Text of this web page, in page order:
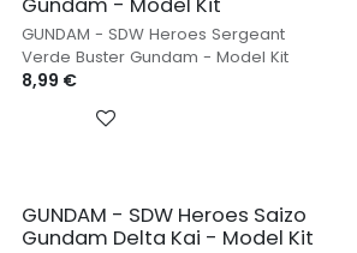
Gundam - Model Kit
GUNDAM - SDW Heroes Sergeant
Verde Buster Gundam - Model Kit
8,99 €
GUNDAM - SDW Heroes Saizo
Gundam Delta Kai - Model Kit